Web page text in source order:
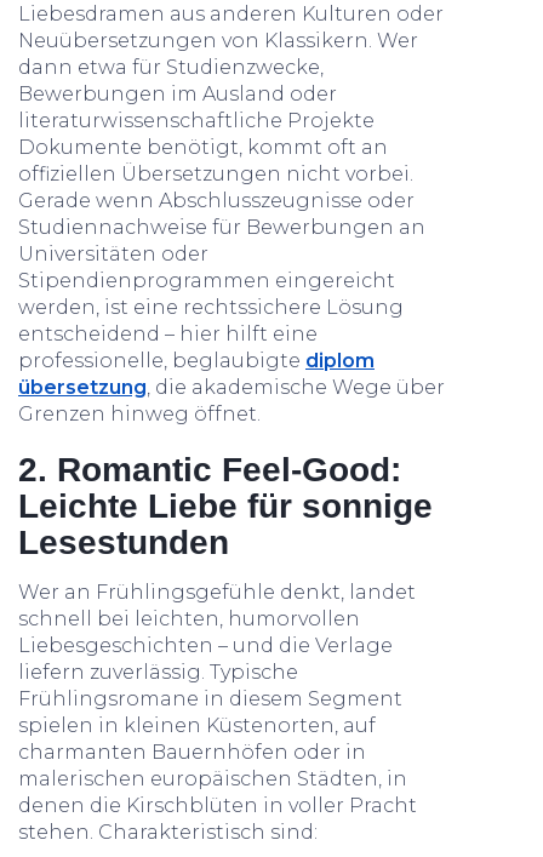
Liebesdramen aus anderen Kulturen oder
Neuübersetzungen von Klassikern. Wer
dann etwa für Studienzwecke,
Bewerbungen im Ausland oder
literaturwissenschaftliche Projekte
Dokumente benötigt, kommt oft an
offiziellen Übersetzungen nicht vorbei.
Gerade wenn Abschlusszeugnisse oder
Studiennachweise für Bewerbungen an
Universitäten oder
Stipendienprogrammen eingereicht
werden, ist eine rechtssichere Lösung
entscheidend – hier hilft eine
professionelle, beglaubigte diplom
übersetzung, die akademische Wege über
Grenzen hinweg öffnet.
2. Romantic Feel-Good:
Leichte Liebe für sonnige
Lesestunden
Wer an Frühlingsgefühle denkt, landet
schnell bei leichten, humorvollen
Liebesgeschichten – und die Verlage
liefern zuverlässig. Typische
Frühlingsromane in diesem Segment
spielen in kleinen Küstenorten, auf
charmanten Bauernhöfen oder in
malerischen europäischen Städten, in
denen die Kirschblüten in voller Pracht
stehen. Charakteristisch sind: